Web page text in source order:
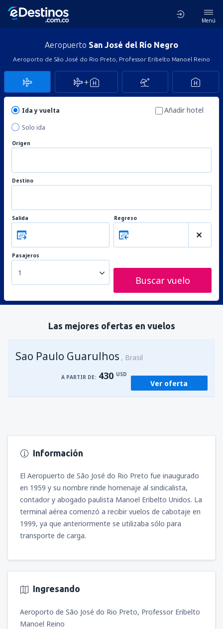
Menú
Aeropuerto San José del Río Negro
Aeroporto de São José do Rio Preto, Professor Eribelto Manoel Reino
Ida y vuelta
Solo ida
Añadir hotel
Origen
Destino
Salida Regreso
Pasajeros
1
Buscar vuelo
Las mejores ofertas en vuelos
Sao Paulo Guarulhos Brasil
A PARTIR DE: 430 USD
Ver oferta
Información
El Aeropuerto de São José do Rio Preto fue inaugurado
en 1959 y su nombre rinde homenaje al sindicalista,
contador y abogado paulista Manoel Eribelto Unidos. La
terminal aérea comenzó a recibir vuelos de cabotaje en
1999, ya que anteriormente se utilizaba sólo para
transporte de carga.
Ingresando
Aeroporto de São José do Rio Preto, Professor Eribelto
Manoel Reino